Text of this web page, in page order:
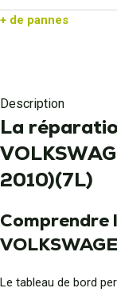
+ de pannes
Description
La
2010)(7L)
Comprendre
Le tableau de bord